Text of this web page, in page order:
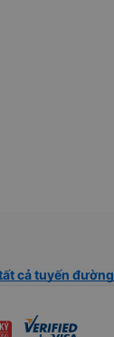
cả tuyến đường